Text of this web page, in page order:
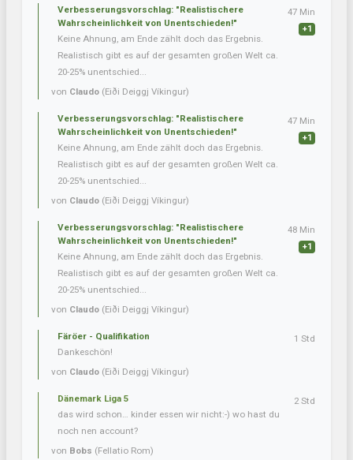
Verbesserungsvorschlag: "Realistischere
Wahrscheinlichkeit von Unentschieden!"
Keine Ahnung, am Ende zählt doch das Ergebnis.
Realistisch gibt es auf der gesamten großen Welt ca.
20-25% unentschied...
von Claudo (Eiði Deiggj Víkingur)
47 Min
+1
Verbesserungsvorschlag: "Realistischere
Wahrscheinlichkeit von Unentschieden!"
Keine Ahnung, am Ende zählt doch das Ergebnis.
Realistisch gibt es auf der gesamten großen Welt ca.
20-25% unentschied...
von Claudo (Eiði Deiggj Víkingur)
47 Min
+1
Verbesserungsvorschlag: "Realistischere
Wahrscheinlichkeit von Unentschieden!"
Keine Ahnung, am Ende zählt doch das Ergebnis.
Realistisch gibt es auf der gesamten großen Welt ca.
20-25% unentschied...
von Claudo (Eiði Deiggj Víkingur)
48 Min
+1
Färöer - Qualifikation
Dankeschön!
von Claudo (Eiði Deiggj Víkingur)
1 Std
Dänemark Liga 5
das wird schon… kinder essen wir nicht:-) wo hast du
noch nen account?
von Bobs (Fellatio Rom)
2 Std